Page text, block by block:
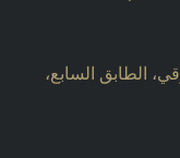
الطابق السابع،